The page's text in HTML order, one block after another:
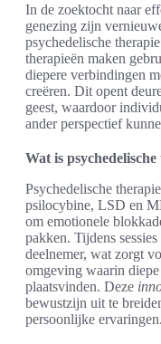
In de zoektocht naar
genezing zijn
psychedelische
therapieën maken
diepere verbindingen
creëren. Dit opent
geest, waardoor
ander perspectief
Wat is
Psychedelische
psilocybine, LSD en
om emotionele
pakken. Tijdens
deelnemer, wat zorgt
omgeving waarin
plaatsvinden. Deze
bewustzijn uit te
persoonlijke ervaringen.